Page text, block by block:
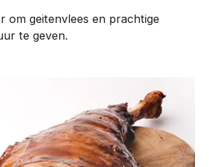
om geitenvlees en prachtige
te geven.